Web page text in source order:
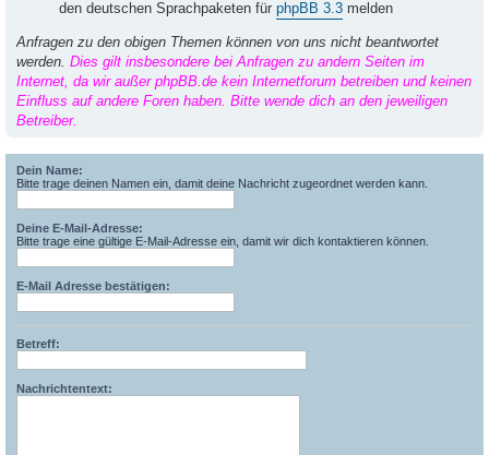
den deutschen Sprachpaketen für phpBB 3.3 melden
Anfragen zu den obigen Themen können von uns nicht beantwortet
werden. Dies gilt insbesondere bei Anfragen zu andern Seiten im
Internet, da wir außer phpBB.de kein Internetforum betreiben und keinen
Einfluss auf andere Foren haben. Bitte wende dich an den jeweiligen
Betreiber.
Dein Name:
Bitte trage deinen Namen ein, damit deine Nachricht zugeordnet werden kann.
Deine E-Mail-Adresse:
Bitte trage eine gültige E-Mail-Adresse ein, damit wir dich kontaktieren können.
E-Mail Adresse bestätigen:
Betreff:
Nachrichtentext: